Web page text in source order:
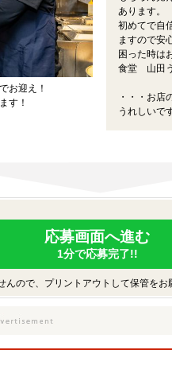
お迎え！
す！
あります。
初めてで自
ますので安
困った時は
食堂 山田う
・・・お店
うれしいで
応募画面へ進む
1分で応募完了!!
ので、プリントアウトして保管をお